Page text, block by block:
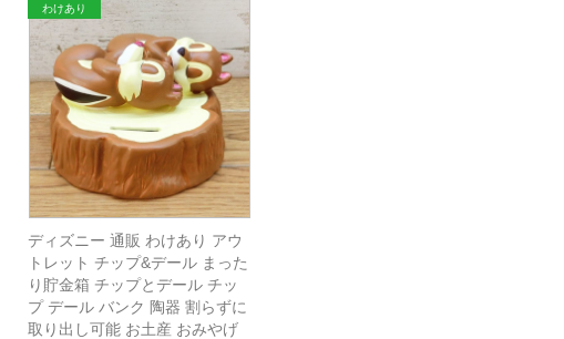
ディズニー 通販 わけあり アウ
トレット チップ&デール まった
り貯金箱 チップとデール チッ
プ デール バンク 陶器 割らずに
取り出し可能 お土産 おみやげ